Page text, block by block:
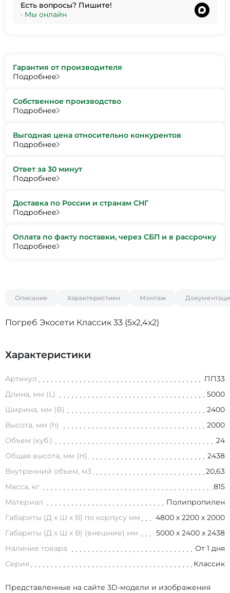
Есть вопросы? Пишите!
• Мы онлайн
Гарантия от производителя
Подробнее
Собственное производство
Подробнее
Выгодная цена относительно конкурентов
Подробнее
Ответ за 30 минут
Подробнее
Доставка по России и странам СНГ
Подробнее
Оплата по факту поставки, через СБП и в рассрочку
Подробнее
Описание Характеристики Монтаж
Погреб Экосети Классик 33 (5х2,4х2)
Характеристики
Артикул
ПП33
Длина, мм (L)
5000
Ширина, мм (B)
2400
Высота, мм (h)
2000
Объем (куб.)
24
Общая высота, мм (H)
2438
Внутренний объем, м3
20,63
Масса, кг
815
Материал
Полипропилен
Габариты (Д х Ш х В) по корпусу мм
4800 х 2200 х 2000
Габариты (Д х Ш х В) (внешние) мм
5000 х 2400 х 2438
Наличие товара
От 1 дня
Серия
Классик
Представленные на сайте 3D-модели и изображения